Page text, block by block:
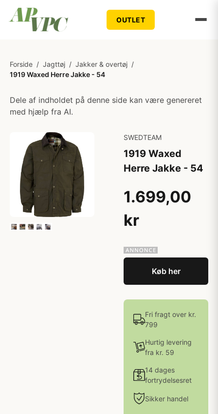
OUTLET
Forside / Jagttøj / Jakker & overtøj /
1919 Waxed Herre Jakke - 54
Dele af indholdet på denne side kan være genereret
med hjælp fra AI.
SWEDTEAM
1919 Waxed
Herre Jakke - 54
1.699,00
kr
Køb her
Fri fragt over kr.
799
Hurtig levering
fra kr. 59
14 dages
fortrydelsesret
Sikker handel